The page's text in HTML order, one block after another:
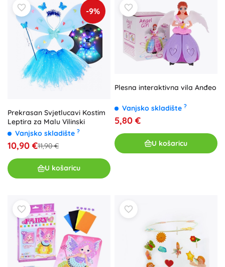
-9%
Prekrasan Svjetlucavi Kostim
Leptira za Malu Vilinski
Vanjsko skladište ?
10,90 €11,90 €
U košaricu
Plesna interaktivna vila Anđeo
Vanjsko skladište ?
5,80 €
U košaricu